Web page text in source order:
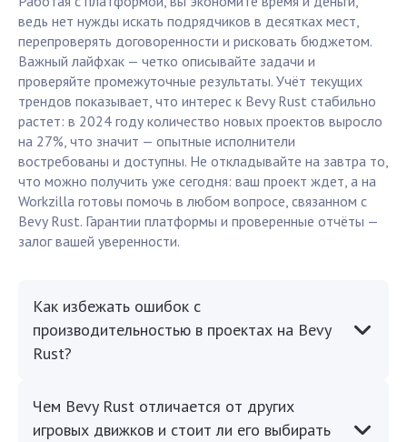
ведь нет нужды искать подрядчиков в десятках мест,
перепроверять договоренности и рисковать бюджетом.
Важный лайфхак — четко описывайте задачи и
проверяйте промежуточные результаты. Учёт текущих
трендов показывает, что интерес к Bevy Rust стабильно
растет: в 2024 году количество новых проектов выросло
на 27%, что значит — опытные исполнители
востребованы и доступны. Не откладывайте на завтра то,
что можно получить уже сегодня: ваш проект ждет, а на
Workzilla готовы помочь в любом вопросе, связанном с
Bevy Rust. Гарантии платформы и проверенные отчёты —
залог вашей уверенности.
Как избежать ошибок с
производительностью в проектах на Bevy
Rust?
Чем Bevy Rust отличается от других
игровых движков и стоит ли его выбирать